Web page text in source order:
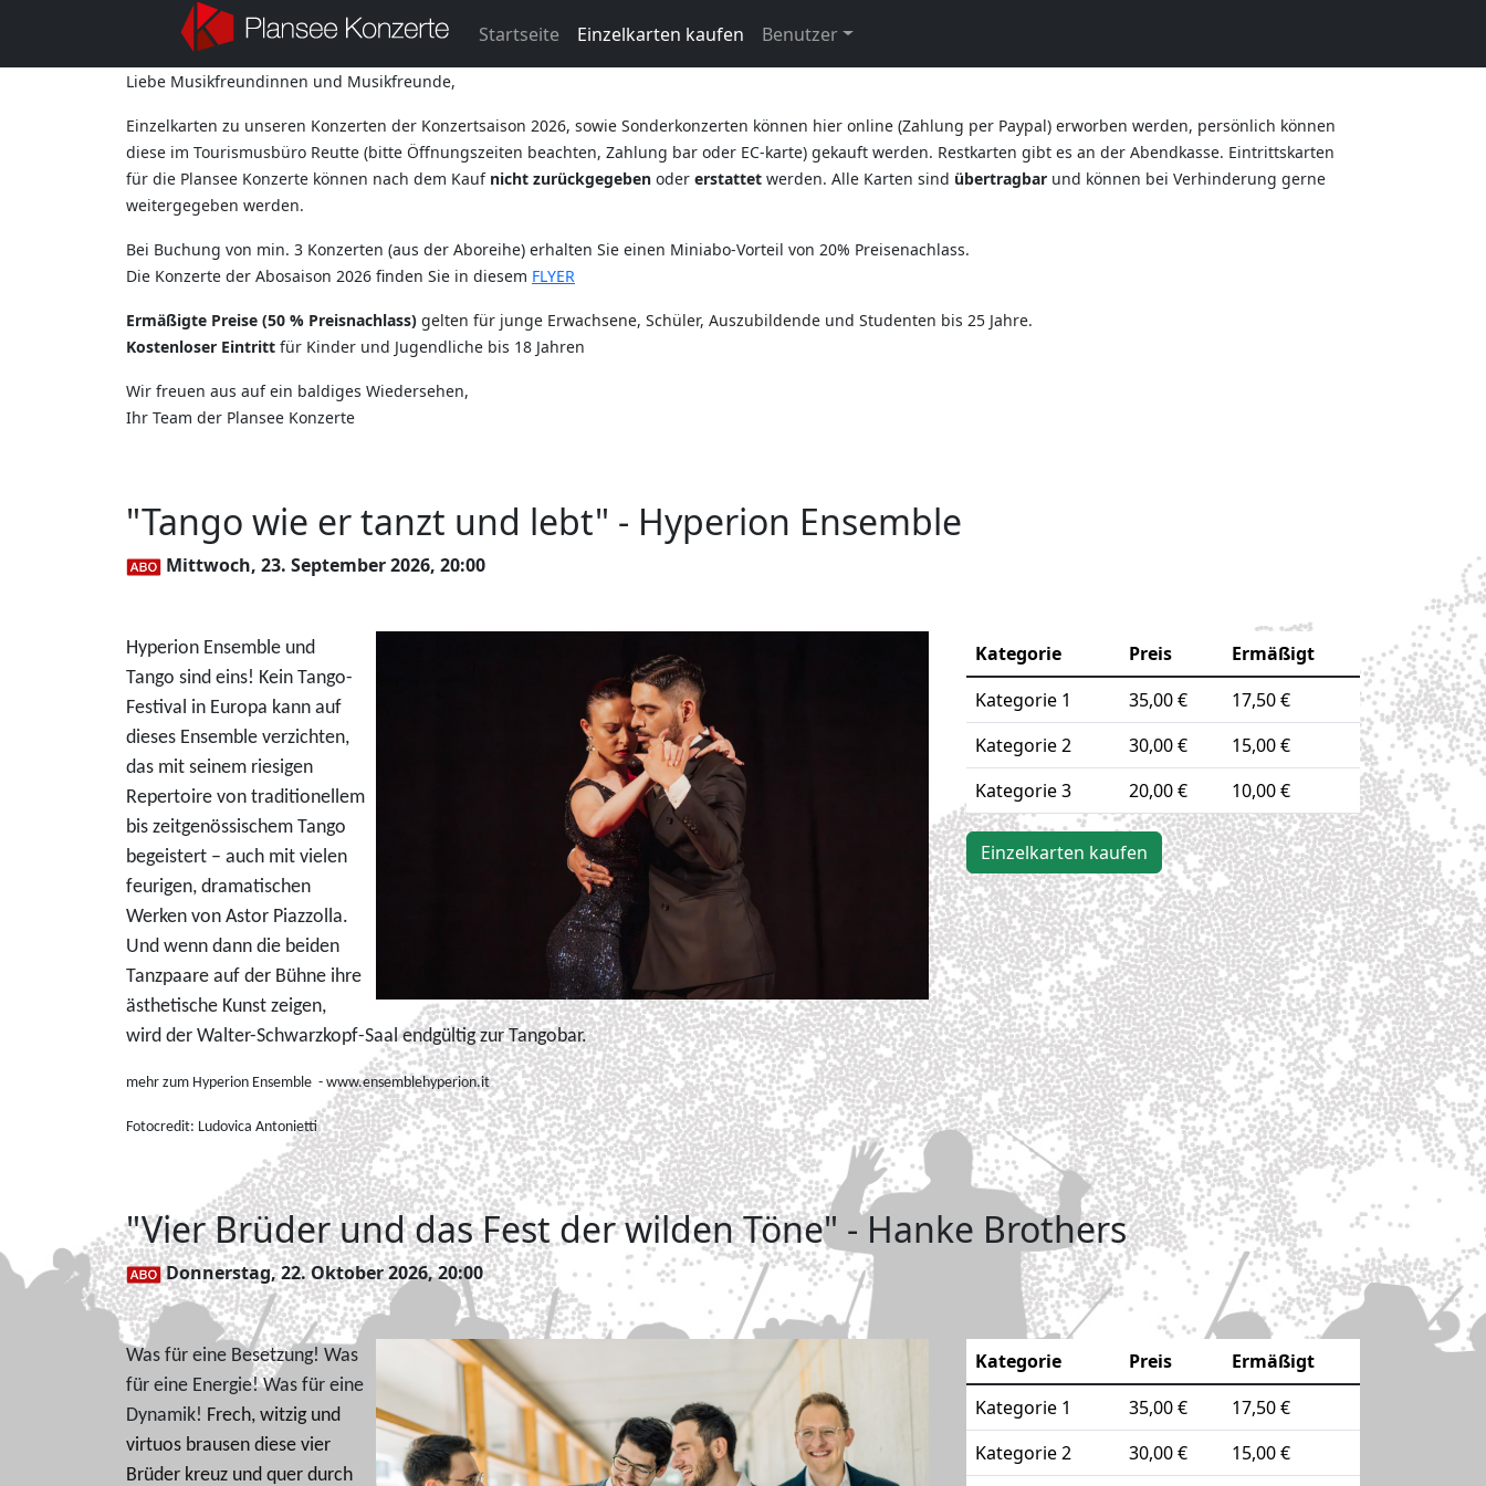
Startseite Einzelkarten kaufen Benutzer
Liebe Musikfreundinnen und Musikfreunde,
Einzelkarten zu unseren Konzerten der Konzertsaison 2026, sowie Sonderkonzerten können hier online (Zahlung per Paypal) erworben werden, persönlich können
diese im Tourismusbüro Reutte (bitte Öffnungszeiten beachten, Zahlung bar oder EC-karte) gekauft werden. Restkarten gibt es an der Abendkasse. Eintrittskarten
für die Plansee Konzerte können nach dem Kauf nicht zurückgegeben oder erstattet werden. Alle Karten sind übertragbar und können bei Verhinderung gerne
weitergegeben werden.
Bei Buchung von min. 3 Konzerten (aus der Aboreihe) erhalten Sie einen Miniabo-Vorteil von 20% Preisenachlass.
Die Konzerte der Abosaison 2026 finden Sie in diesem FLYER
Ermäßigte Preise (50 % Preisnachlass) gelten für junge Erwachsene, Schüler, Auszubildende und Studenten bis 25 Jahre.
Kostenloser Eintritt für Kinder und Jugendliche bis 18 Jahren
Wir freuen aus auf ein baldiges Wiedersehen,
Ihr Team der Plansee Konzerte
"Tango wie er tanzt und lebt" - Hyperion Ensemble
Mittwoch, 23. September 2026, 20:00
Hyperion Ensemble und
Tango sind eins! Kein Tango-
Festival in Europa kann auf
dieses Ensemble verzichten,
das mit seinem riesigen
Repertoire von traditionellem
bis zeitgenössischem Tango
begeistert – auch mit vielen
feurigen, dramatischen
Werken von Astor Piazzolla.
Und wenn dann die beiden
Tanzpaare auf der Bühne ihre
ästhetische Kunst zeigen,
wird der Walter-Schwarzkopf-Saal endgültig zur Tangobar.
mehr zum Hyperion Ensemble - www.ensemblehyperion.it
Fotocredit: Ludovica Antonietti
Kategorie Preis
Ermäßigt
Kategorie 1
35,00 €
17,50 €
Kategorie 2
30,00 €
15,00 €
Kategorie 3
20,00 € 10,00 €
Einzelkarten kaufen
"Vier Brüder und das Fest der wilden Töne" - Hanke Brothers
Donnerstag, 22. Oktober 2026, 20:00
Was für eine Besetzung! Was
für eine Energie! Was für eine
Dynamik! Frech, witzig und
virtuos brausen diese vier
Brüder kreuz und quer durch
Kategorie Preis
Ermäßigt
Kategorie 1
35,00 €
17,50 €
Kategorie 2
30,00 € 15,00 €